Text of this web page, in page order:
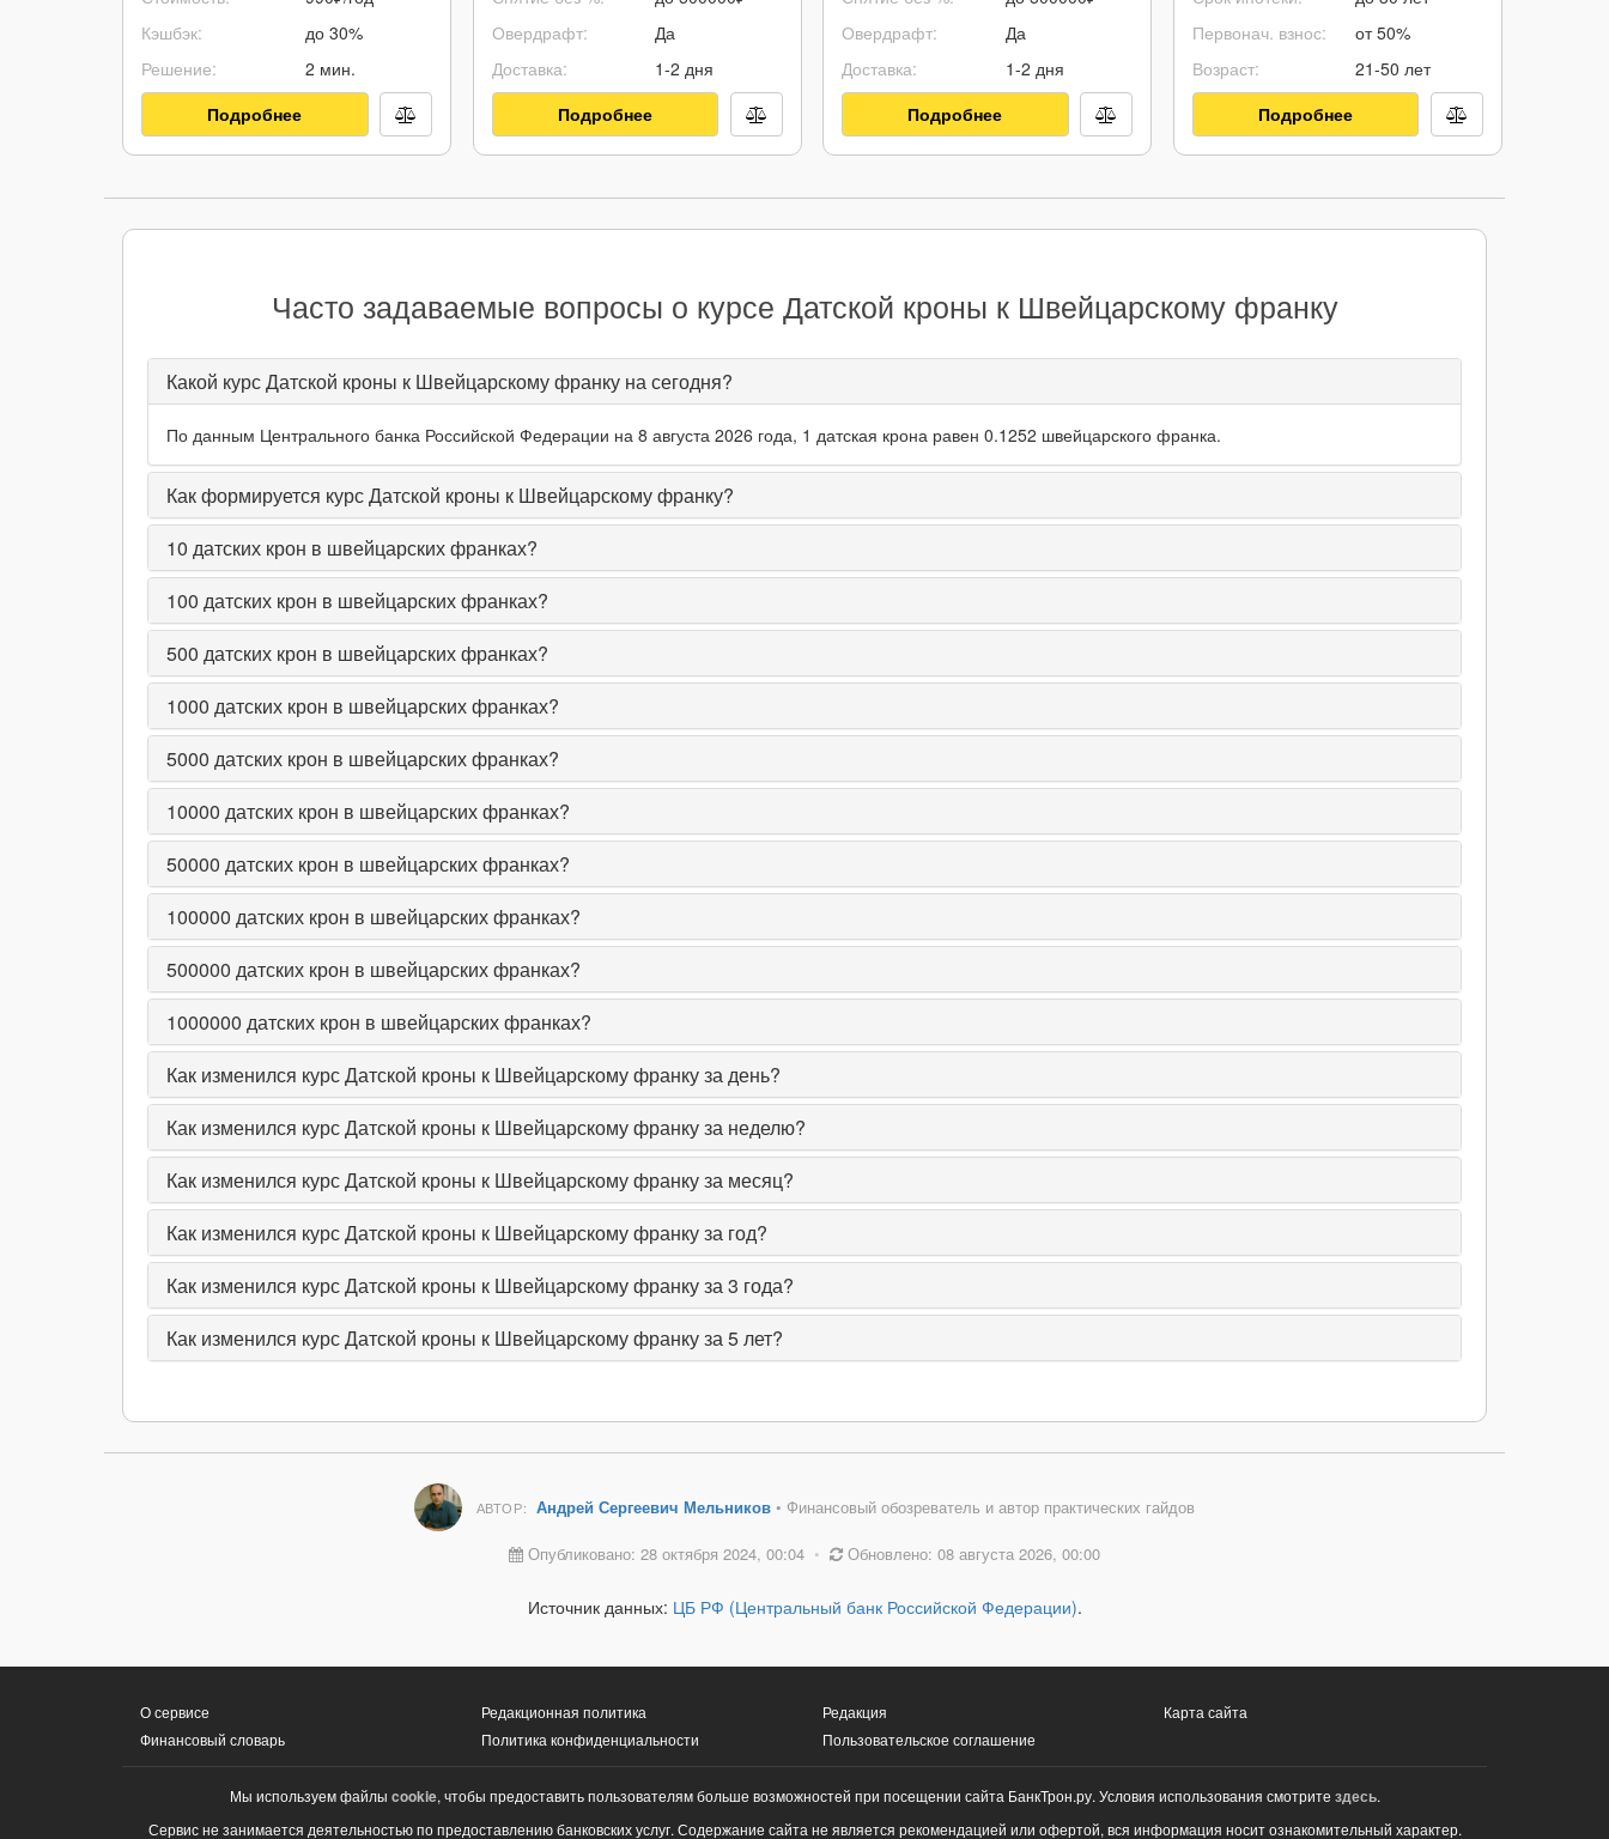
Кэшбэк:
Решение:
до 30%
2 мин.
Подробнее
Овердрафт:
Доставка:
Да
1-2 дня
Подробнее
Овердрафт:
Доставка:
Да
1-2 дня
Подробнее
Первонач. взнос:
Возраст:
от 50%
21-50 лет
Подробнее
Часто задаваемые вопросы о курсе Датской кроны к Швейцарскому франку
Какой курс Датской кроны к Швейцарскому франку на сегодня?
По данным Центрального банка Российской Федерации на 8 августа 2026 года, 1 датская крона равен 0.1252 швейцарского франка.
Как формируется курс Датской кроны к Швейцарскому франку?
10 датских крон в швейцарских франках?
100 датских крон в швейцарских франках?
500 датских крон в швейцарских франках?
1000 датских крон в швейцарских франках?
5000 датских крон в швейцарских франках?
10000 датских крон в швейцарских франках?
50000 датских крон в швейцарских франках?
100000 датских крон в швейцарских франках?
500000 датских крон в швейцарских франках?
1000000 датских крон в швейцарских франках?
Как изменился курс Датской кроны к Швейцарскому франку за день?
Как изменился курс Датской кроны к Швейцарскому франку за неделю?
Как изменился курс Датской кроны к Швейцарскому франку за месяц?
Как изменился курс Датской кроны к Швейцарскому франку за год?
Как изменился курс Датской кроны к Швейцарскому франку за 3 года?
Как изменился курс Датской кроны к Швейцарскому франку за 5 лет?
АВТОР: Андрей Сергеевич Мельников• Финансовый обозреватель и автор практических гайдов
Опубликовано: 28 октября 2024, 00:04 • Обновлено: 08 августа 2026, 00:00
Источник данных: ЦБ РФ (Центральный банк Российской Федерации).
О сервисе
Финансовый словарь
Редакционная политика
Политика конфиденциальности
Редакция
Пользовательское соглашение
Карта сайта
Мы используем файлы cookie, чтобы предоставить пользователям больше возможностей при посещении сайта БанкТрон.ру. Условия использования смотрите здесь.
Сервис не занимается деятельностью по предоставлению банковских услуг. Содержание сайта не является рекомендацией или офертой, вся информация носит ознакомительный характер.